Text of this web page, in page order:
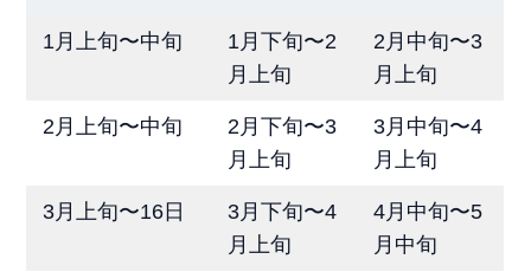
1月上旬〜中旬
1月下旬〜2
月上旬
2月中旬〜3
月上旬
2月上旬〜中旬
2月下旬〜3
月上旬
3月中旬〜4
月上旬
3月上旬〜16日
3月下旬〜4
月上旬
4月中旬〜5
月中旬